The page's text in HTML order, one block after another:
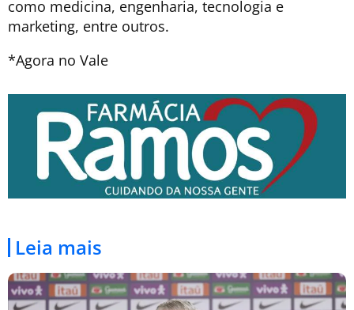
como medicina, engenharia, tecnologia e
marketing, entre outros.
*Agora no Vale
Leia mais